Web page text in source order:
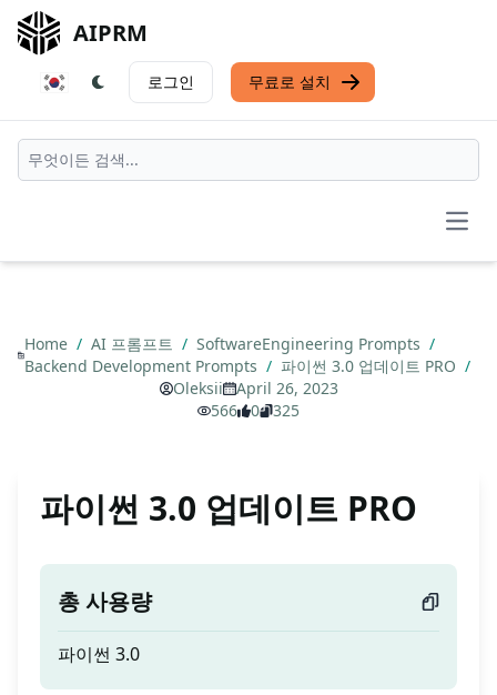
AIPRM
로그인 무료로 설치
Home / AI 프롬프트 / SoftwareEngineering Prompts /
Backend Development Prompts / 파이썬 3.0 업데이트 PRO /
Oleksii
April 26, 2023
566
0 325
파이썬 3.0 업데이트 PRO
총 사용량
파이썬 3.0